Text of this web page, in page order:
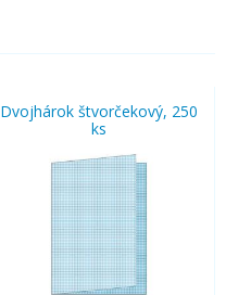
Dvojhárok štvorčekový, 250
ks